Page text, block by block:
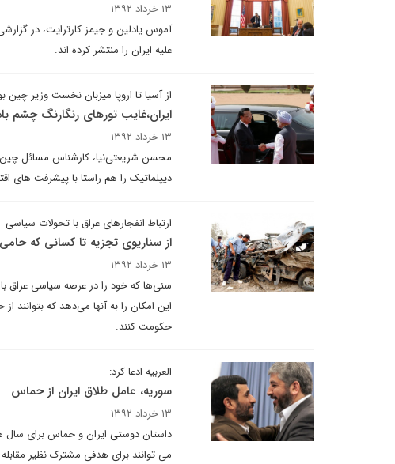
۱۳ خرداد ۱۳۹۲
آموس یادلین و جیمز کارترایت، در
علیه ایران را منتشر کرده اند.
از آسیا تا اروپا میزبان نخست وزیر چین
ایران،غایب تورهای رنگارنگ چشم
۱۳ خرداد ۱۳۹۲
محسن شریعتی‌نیا، کارشناس مسائل چین
دیپلماتیک را هم راستا با پیشرفت های
ارتباط انفجارهای عراق با تحولات سیاسی
از سناریوی تجزیه تا کسانی که
۱۳ خرداد ۱۳۹۲
سنی‌ها که خود را در عرصه سیاسی عراق
این امکان را به آنها می‌دهد که بتوانند
حکومت کنند.
العربیه ادعا کرد:
سوریه، عامل طلاق ایران از حماس
۱۳ خرداد ۱۳۹۲
داستان دوستی ایران و حماس برای سال
می توانند برای هدفی مشترک نظیر مقابله